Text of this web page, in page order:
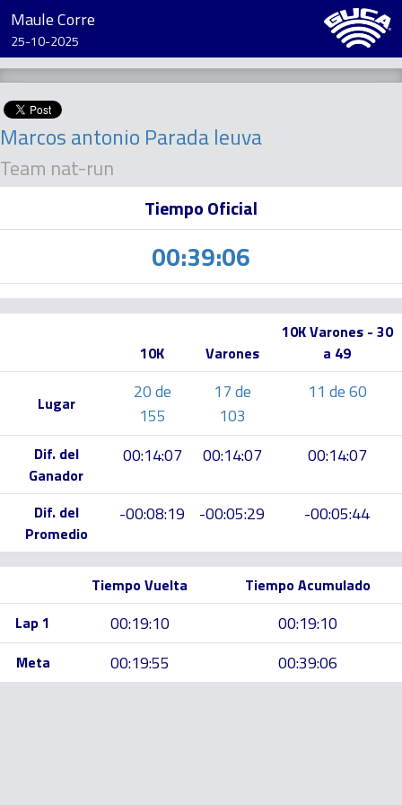
Maule Corre
25-10-2025
Marcos antonio Parada leuva
Team nat-run
Tiempo Oficial
00:39:06
10K Varones
10K Varones - 30
a 49
Lugar
20 de
155
17 de
103
11 de 60
Dif. del
Ganador
00:14:07 00:14:07 00:14:07
Dif. del
Promedio
-00:08:19 -00:05:29 -00:05:44
Tiempo Vuelta
Tiempo Acumulado
Lap 1
00:19:10 00:19:10
Meta 00:19:55 00:39:06